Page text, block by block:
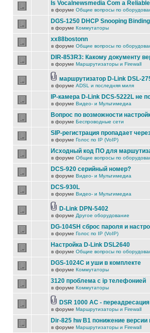
Is Vocalnewsmedia Com a
в форуме Общие вопросы по
DGS-1250 DHCP Snooping
в форуме Коммутаторы
xx88bostonn
в форуме Общие вопросы по
DIR-853R3: Какому документу
в форуме Маршрутизаторы и Firewall
маршрутизатор D-Link DSL-
в форуме ADSL и последняя миля
IP-камера D-Link DCS-5222L не
в форуме Видео- и Мультимедиа
Вопрос по возможности
в форуме Беспроводные сети
SIP-регистрация пропадает
в форуме Голос по IP (VoIP)
Исходный код ПО для
в форуме Общие вопросы по
DCS-920 серийный номер?
в форуме Видео- и Мультимедиа
DCS-930L
в форуме Видео- и Мультимедиа
D-Link DPN-5402
в форуме Другое оборудование
DG-104SH сброс пароля и
в форуме Голос по IP (VoIP)
Настройка D-Link DSL2640
в форуме Общие вопросы по
DGS-1024C и уши в комплекте
в форуме Коммутаторы
3120 проблема с ip телефонией
в форуме Коммутаторы
DSR 1000 AC -
в форуме Маршрутизаторы и Firewall
Dir-825 hw B1 понижение версии
в форуме Маршрутизаторы и Firewall